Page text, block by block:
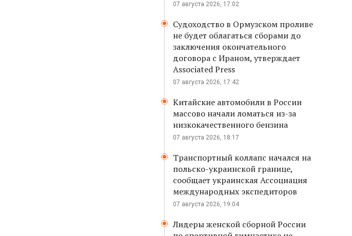
07 августа 2026, 17:02
Судоходство в Ормузском проливе
не будет облагаться сборами до
заключения окончательного
договора с Ираном, утверждает
Associated Press
07 августа 2026, 17:42
Китайские автомобили в России
массово начали ломаться из-за
низкокачественного бензина
07 августа 2026, 18:17
Транспортный коллапс начался на
польско-украинской границе,
сообщает украинская Ассоциация
международных экспедиторов
07 августа 2026, 19:04
Лидеры женской сборной России